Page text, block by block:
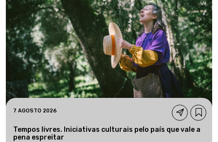
7 AGOSTO 2026
Tempos livres. Iniciativas culturais pelo país que vale a
pena espreitar